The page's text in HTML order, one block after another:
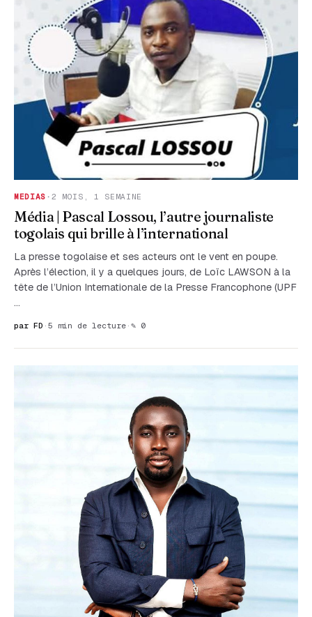
MEDIAS · 2 MOIS, 1 SEMAINE
Média | Pascal Lossou, l’autre journaliste
togolais qui brille à l’international
La presse togolaise et ses acteurs ont le vent en poupe.
Après l’élection, il y a quelques jours, de Loïc LAWSON à la
tête de l’Union Internationale de la Presse Francophone (UPF
…
par FD · 5 min de lecture · ✎ 0